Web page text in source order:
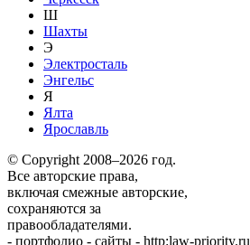
Ш
Шахты
Э
Электросталь
Энгельс
Я
Ялта
Ярославль
© Copyright 2008–2026 год.
Все авторские права,
включая смежные авторские,
сохраняются за
правообладателями.
- портфолио - сайты - http:law-priority.ru